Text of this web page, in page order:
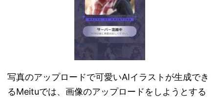
写真のアップロードで可愛いAIイラストが生成でき
るMeituでは、画像のアップロードをしようとする